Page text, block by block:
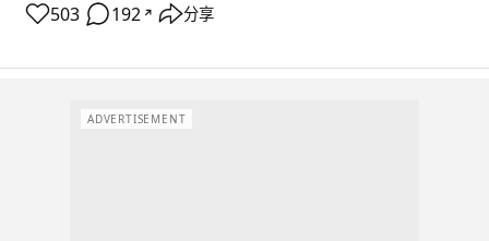
503 192 ↗ 分享
ADVERTISEMENT